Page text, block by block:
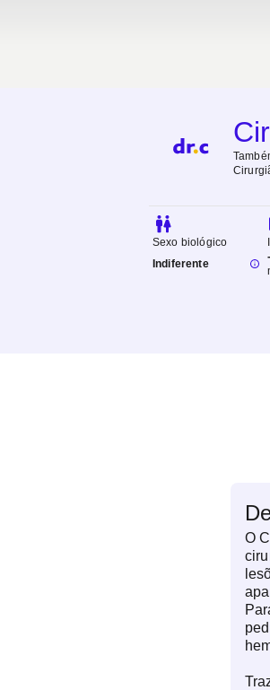
Sexo biológico
Indiferente
-
O